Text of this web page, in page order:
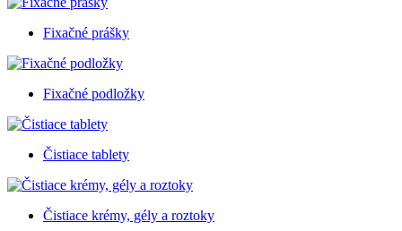
Fixačné prášky
Fixačné podložky
Čistiace tablety
Čistiace krémy, gély a roztoky